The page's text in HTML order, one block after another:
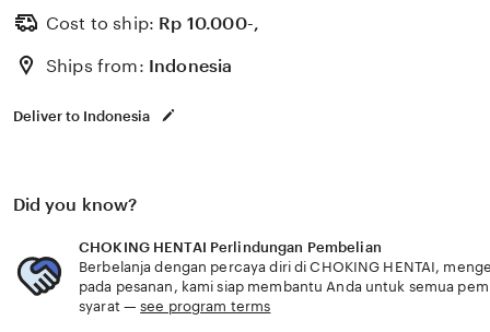
sosok viral favorit Anda secara eksklusif.
Cost to ship: Rp 10.000-,
Ships from: Indonesia
Deliver to Indonesia
Did you know?
CHOKING HENTAI Perlindungan Pembelian
Berbelanja dengan percaya diri di CHOKING HENTAI,
pada pesanan, kami siap membantu Anda untuk semua
syarat —see program terms